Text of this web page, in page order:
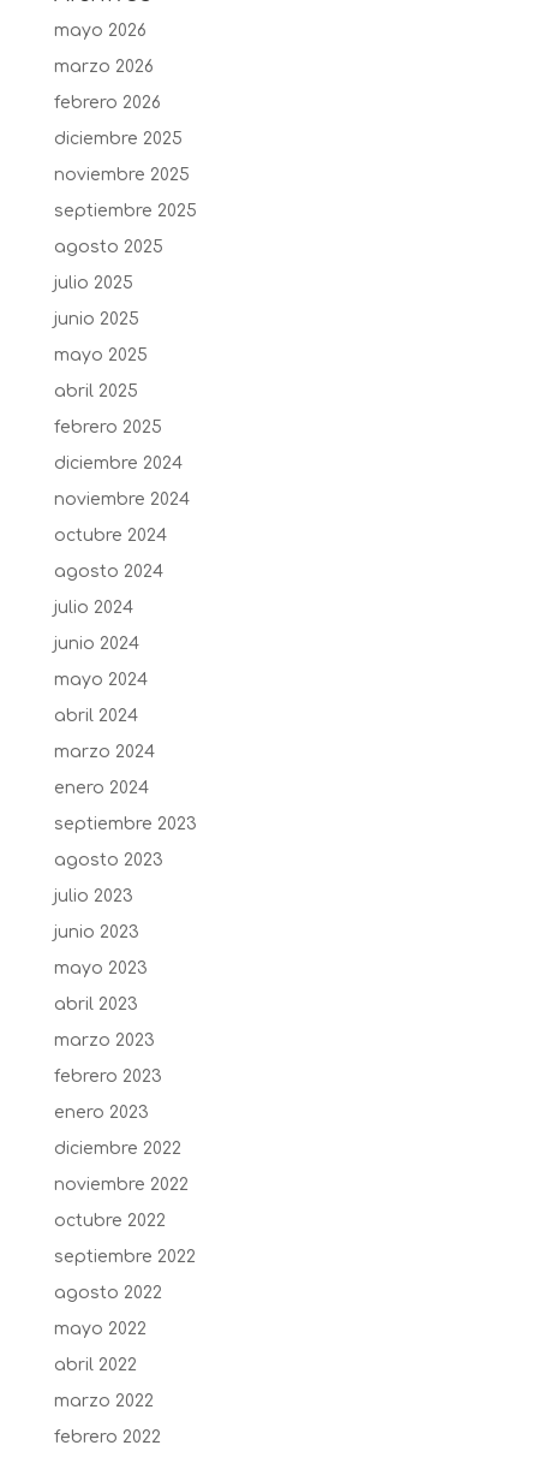
mayo 2026
marzo 2026
febrero 2026
diciembre 2025
noviembre 2025
septiembre 2025
agosto 2025
julio 2025
junio 2025
mayo 2025
abril 2025
febrero 2025
diciembre 2024
noviembre 2024
octubre 2024
agosto 2024
julio 2024
junio 2024
mayo 2024
abril 2024
marzo 2024
enero 2024
septiembre 2023
agosto 2023
julio 2023
junio 2023
mayo 2023
abril 2023
marzo 2023
febrero 2023
enero 2023
diciembre 2022
noviembre 2022
octubre 2022
septiembre 2022
agosto 2022
mayo 2022
abril 2022
marzo 2022
febrero 2022